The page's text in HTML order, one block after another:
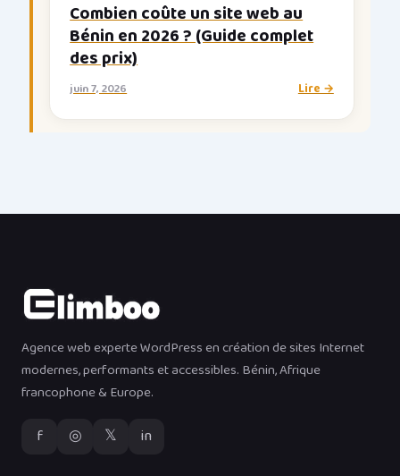
Combien coûte un site web au
Bénin en 2026 ? (Guide complet
des prix)
juin 7, 2026 Lire →
Agence web experte WordPress en création de sites Internet
modernes, performants et accessibles. Bénin, Afrique
francophone & Europe.
f ◎ 𝕏 in